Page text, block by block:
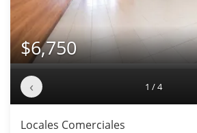
$6,750
‹ 1 / 4
Locales Comerciales